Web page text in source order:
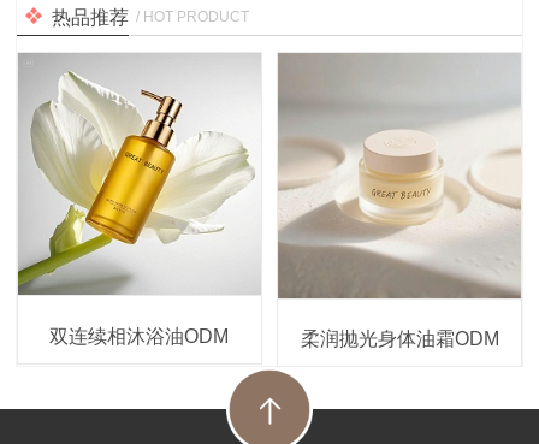
热品推荐 / HOT PRODUCT
双连续相沐浴油ODM 柔润抛光身体油霜ODM